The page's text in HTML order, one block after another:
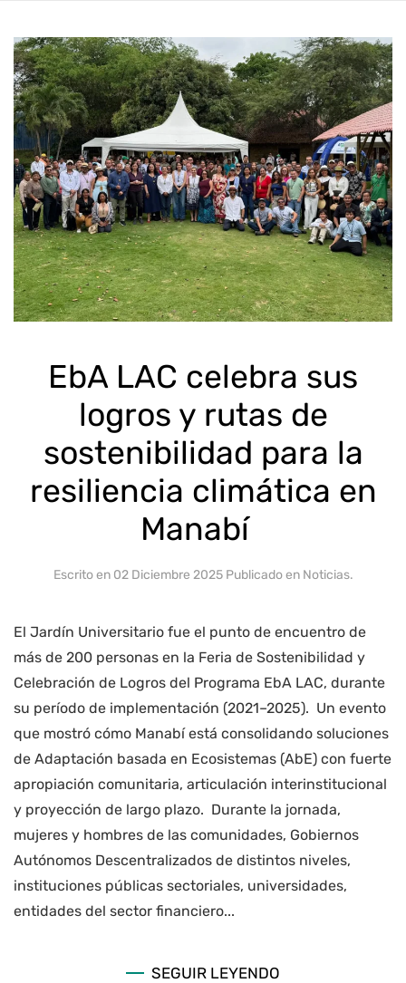
EbA LAC celebra sus
logros y rutas de
sostenibilidad para la
resiliencia climática en
Manabí
Escrito en 02 Diciembre 2025Publicado en Noticias.
El Jardín Universitario fue el punto de encuentro de
más de 200 personas en la Feria de Sostenibilidad y
Celebración de Logros del Programa EbA LAC, durante
su período de implementación (2021–2025). Un evento
que mostró cómo Manabí está consolidando soluciones
de Adaptación basada en Ecosistemas (AbE) con fuerte
apropiación comunitaria, articulación interinstitucional
y proyección de largo plazo. Durante la jornada,
mujeres y hombres de las comunidades, Gobiernos
Autónomos Descentralizados de distintos niveles,
instituciones públicas sectoriales, universidades,
entidades del sector financiero...
SEGUIR LEYENDO